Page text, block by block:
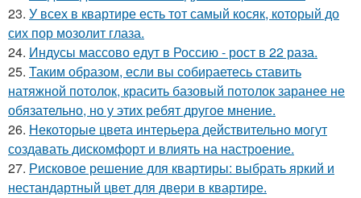
23. У всех в квартире есть тот самый косяк, который до
сих пор мозолит глаза.
24. Индусы массово едут в Россию - рост в 22 раза.
25. Таким образом, если вы собираетесь ставить
натяжной потолок, красить базовый потолок заранее не
обязательно, но у этих ребят другое мнение.
26. Некоторые цвета интерьера действительно могут
создавать дискомфорт и влиять на настроение.
27. Рисковое решение для квартиры: выбрать яркий и
нестандартный цвет для двери в квартире.